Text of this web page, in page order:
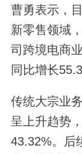
曹勇表示，
新零售领域
司跨境电商
同比增长
传统大宗业
呈上升趋势
43.32%。后